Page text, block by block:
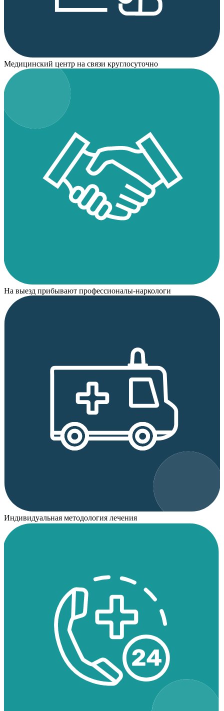
Медицинский центр на связи круглосуточно
На выезд прибывают профессионалы-наркологи
Индивидуальная методология лечения